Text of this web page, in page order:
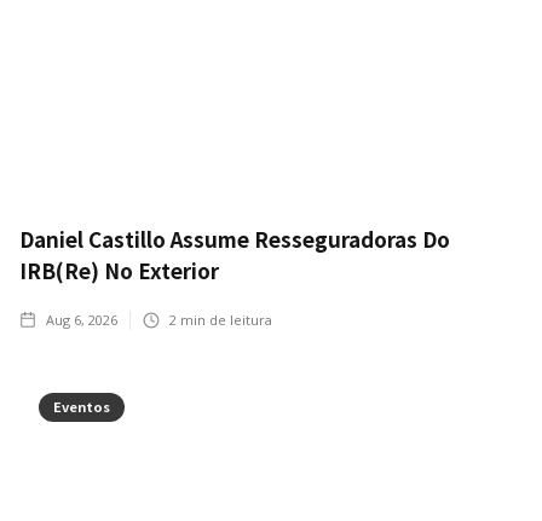
Daniel Castillo Assume Resseguradoras Do
IRB(Re) No Exterior
Aug 6, 2026 2 min de leitura
Eventos